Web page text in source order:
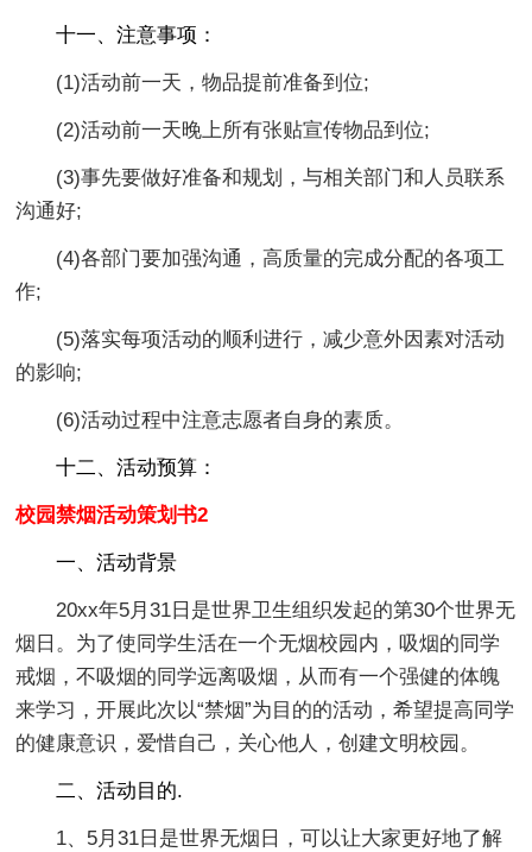
十一、注意事项：
(1)活动前一天，物品提前准备到位;
(2)活动前一天晚上所有张贴宣传物品到位;
(3)事先要做好准备和规划，与相关部门和人员联系
沟通好;
(4)各部门要加强沟通，高质量的完成分配的各项工
作;
(5)落实每项活动的顺利进行，减少意外因素对活动
的影响;
(6)活动过程中注意志愿者自身的素质。
十二、活动预算：
校园禁烟活动策划书2
一、活动背景
20xx年5月31日是世界卫生组织发起的第30个世界无
烟日。为了使同学生活在一个无烟校园内，吸烟的同学
戒烟，不吸烟的同学远离吸烟，从而有一个强健的体魄
来学习，开展此次以“禁烟”为目的的活动，希望提高同学
的健康意识，爱惜自己，关心他人，创建文明校园。
二、活动目的.
1、5月31日是世界无烟日，可以让大家更好地了解